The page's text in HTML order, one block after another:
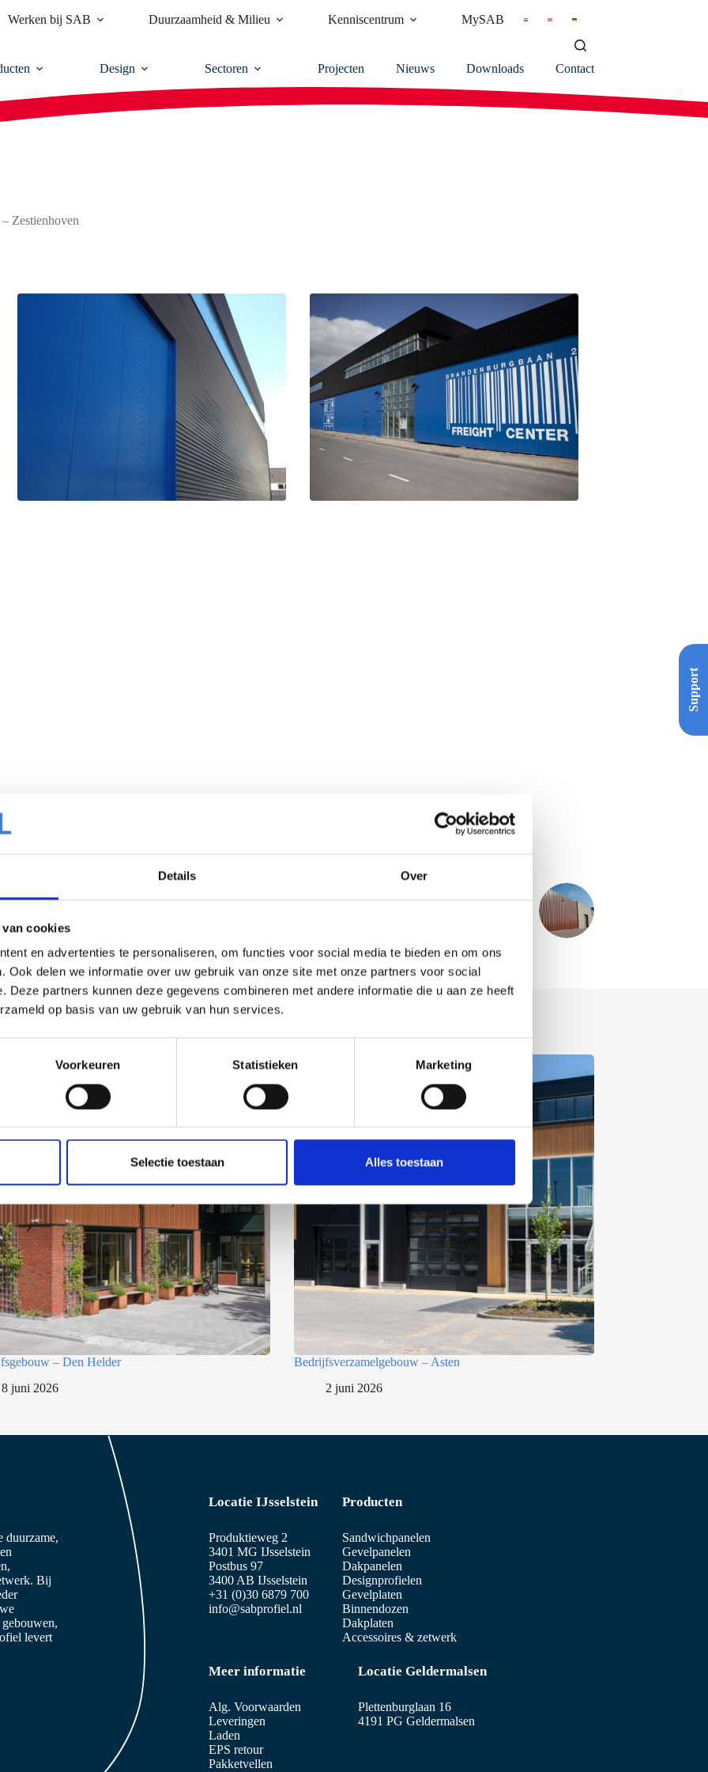
Details Over
cookies
en advertenties te personaliseren, om functies voor social media te bieden en om ons
Ook delen we informatie over uw gebruik van onze site met onze partners voor social
Deze partners kunnen deze gegevens combineren met andere informatie die u aan ze heeft
op basis van uw gebruik van hun services.
Voorkeuren Statistieken Marketing
Selectie toestaan Alles toestaan
Werken bij SAB Duurzaamheid & Milieu Kenniscentrum MySAB
Design Sectoren Projecten Nieuws Downloads Contact
Zestienhoven
VOLGENDEPROJECT
– Den Helder
8 juni 2026
Bedrijfsverzamelgebouw – Asten
2 juni 2026
Support
duurzame,
Bij
levert
Locatie IJsselstein
Produktieweg 2
3401 MG IJsselstein
Postbus 97
3400 AB IJsselstein
+31 (0)30 6879 700
info@sabprofiel.nl
Producten
Sandwichpanelen
Gevelpanelen
Dakpanelen
Designprofielen
Gevelplaten
Binnendozen
Dakplaten
Accessoires & zetwerk
Meer informatie
Alg. Voorwaarden
Leveringen
Laden
EPS retour
Pakketvellen
Locatie Geldermalsen
Plettenburglaan 16
4191 PG Geldermalsen